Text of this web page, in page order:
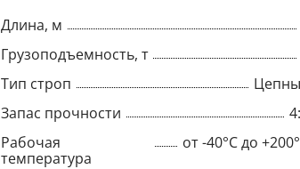
Длина, м
Грузоподъемность, т
Тип строп
Запас прочности
Рабочая
температура
от -40°C до